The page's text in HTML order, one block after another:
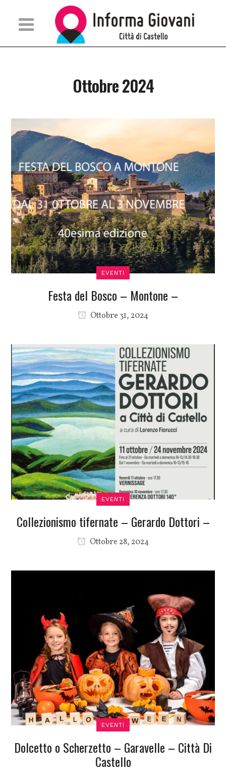
Ottobre 2024
EVENTI
Festa del Bosco – Montone –
Ottobre 31, 2024
EVENTI
Collezionismo tifernate – Gerardo Dottori –
Ottobre 28, 2024
EVENTI
Dolcetto o Scherzetto – Garavelle – Città Di
Castello